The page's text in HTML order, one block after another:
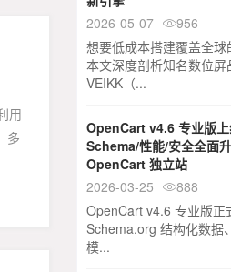
用
多
2026-05-07
956
想要低成本搭建覆盖全球
本文深度剖析知名数位屏
VEIKK（...
OpenCart v4.6 专业版上
Schema/性能/安全全面
OpenCart 独立站
2026-03-25
888
OpenCart v4.6 专业版正
Schema.org 结构化数据
模...